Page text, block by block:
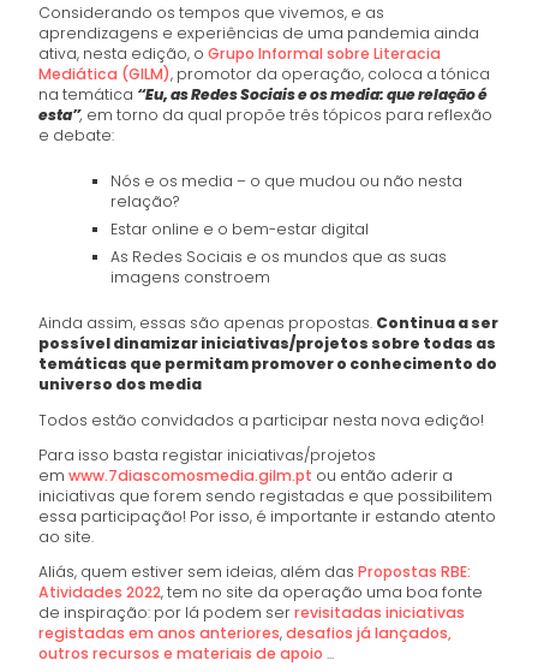
Considerando os tempos que vivemos, e as
aprendizagens e experiências de uma pandemia ainda
ativa, nesta edição, oGrupo Informal sobre Literacia
Mediática (GILM), promotor da operação, coloca a tónica
na temática “Eu, as Redes Sociais e os media: que relação é
esta”, em torno da qual propõe três tópicos para reflexão
e debate:
Nós e os media – o que mudou ou não nesta
relação?
Estar online e o bem-estar digital
As Redes Sociais e os mundos que as suas
imagens constroem
Ainda assim, essas são apenas propostas. Continua a ser
possível dinamizar iniciativas/projetos sobre todas as
temáticas que permitam promover o conhecimento do
universo dos media
Todos estão convidados a participar nesta nova edição!
Para isso basta registar iniciativas/projetos
emwww.7diascomosmedia.gilm.pt ou então aderir a
iniciativas que forem sendo registadas e que possibilitem
essa participação! Por isso, é importante ir estando atento
ao site.
Aliás, quem estiver sem ideias, além dasPropostas RBE:
Atividades 2022, tem no site da operação uma boa fonte
de inspiração: por lá podem serrevisitadas iniciativas
registadas em anos anteriores,desafios já lançados,
outros recursos e materiais de apoio...